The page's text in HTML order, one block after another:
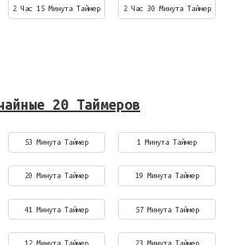
2 Час 15 Минута Таймер 2 Час 30 Минута Таймер
20 Таймеров
53 Минута Таймер 1 Минута Таймер
20 Минута Таймер 19 Минута Таймер
41 Минута Таймер 57 Минута Таймер
12 Минута Таймер 23 Минута Таймер